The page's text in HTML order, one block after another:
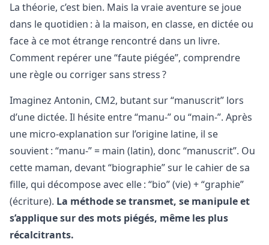
La théorie, c’est bien. Mais la vraie aventure se joue
dans le quotidien : à la maison, en classe, en dictée ou
face à ce mot étrange rencontré dans un livre.
Comment repérer une “faute piégée”, comprendre
une règle ou corriger sans stress ?
Imaginez Antonin, CM2, butant sur “manuscrit” lors
d’une dictée. Il hésite entre “manu-” ou “main-”. Après
une micro-explanation sur l’origine latine, il se
souvient : “manu-” = main (latin), donc “manuscrit”. Ou
cette maman, devant “biographie” sur le cahier de sa
fille, qui décompose avec elle : “bio” (vie) + “graphie”
(écriture). La méthode se transmet, se manipule et
s’applique sur des mots piégés, même les plus
récalcitrants.